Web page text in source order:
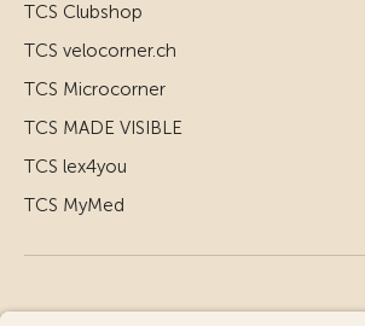
TCS Clubshop
TCS velocorner.ch
TCS Microcorner
TCS MADE VISIBLE
TCS lex4you
TCS MyMed